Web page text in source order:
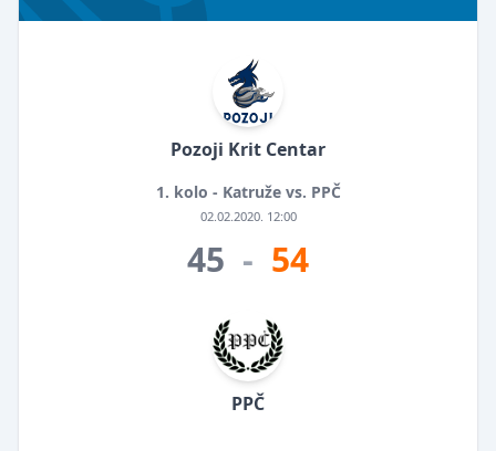
Pozoji Krit Centar
1. kolo - Katruže vs. PPČ
02.02.2020. 12:00
45 - 54
PPČ